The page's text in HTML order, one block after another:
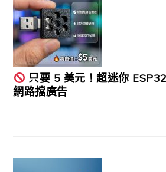
只要 5 美元！超迷你
網路擋廣告